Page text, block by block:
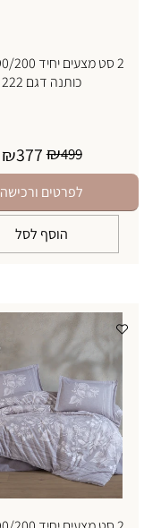
כותנה דגם 222
₪499
₪377
לפרטים ורכישה
הוסף לסל